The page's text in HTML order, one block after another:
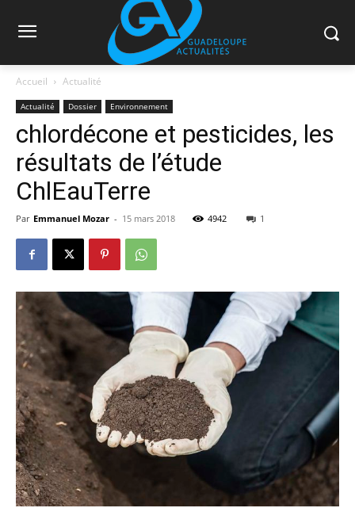
Accueil Actualité
Actualité Dossier Environnement
chlordécone et pesticides, les
résultats de l’étude
ChlEauTerre
Par Emmanuel Mozar - 15 mars 2018 4942 1